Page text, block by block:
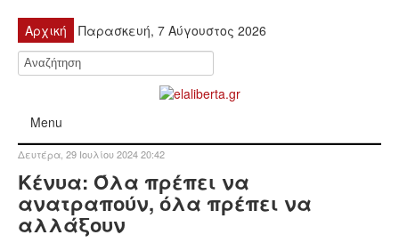
Αρχική Παρασκευή, 7 Αύγουστος 2026
Menu
ΚΙΝΗΤΟΠΟΙΉΣΕΙΣ
Δευτέρα, 29 Ιουλίου 2024 20:42
Κένυα: Όλα πρέπει να
ανατραπούν, όλα πρέπει να
αλλάξουν